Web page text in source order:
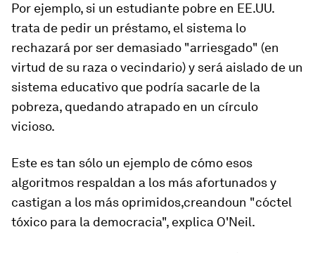
Por ejemplo, si un estudiante pobre en EE.UU.
trata de pedir un préstamo, el sistema lo
rechazará por ser demasiado "arriesgado" (en
virtud de su raza o vecindario) y será aislado de un
sistema educativo que podría sacarle de la
pobreza, quedando atrapado en un círculo
vicioso.
Este es tan sólo un ejemplo de cómo esos
algoritmos respaldan a los más afortunados y
castigan a los más oprimidos,creandoun "cóctel
tóxico para la democracia", explica O'Neil.